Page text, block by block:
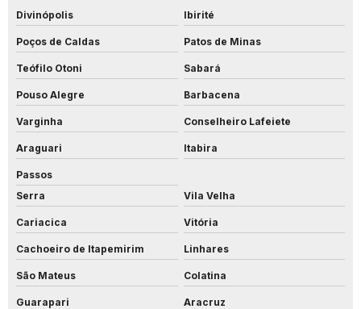
Divinópolis Ibirité
Poços de Caldas Patos de Minas
Teófilo Otoni Sabará
Pouso Alegre Barbacena
Varginha Conselheiro Lafeiete
Araguari Itabira
Passos
Serra
Vila Velha
Cariacica Vitória
Cachoeiro de Itapemirim Linhares
São Mateus Colatina
Guarapari Aracruz